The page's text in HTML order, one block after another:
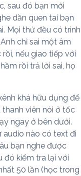
sau đó bạn mới
dần quen tai bạn
Mọi thứ đều có trình
chỉ sai một âm
nếu giao tiếp với
rồi trả lời sai, họ
khá hữu dụng để
viên nói ở tốc
ngay ở bên dưới.
nào có text đi
bạn nghe được
đó kiểm tra lại với
50 lần (học trong